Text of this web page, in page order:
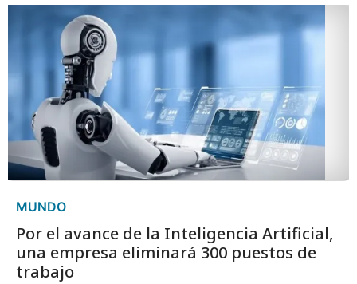
MUNDO
Por el avance de la Inteligencia Artificial,
una empresa eliminará 300 puestos de
trabajo